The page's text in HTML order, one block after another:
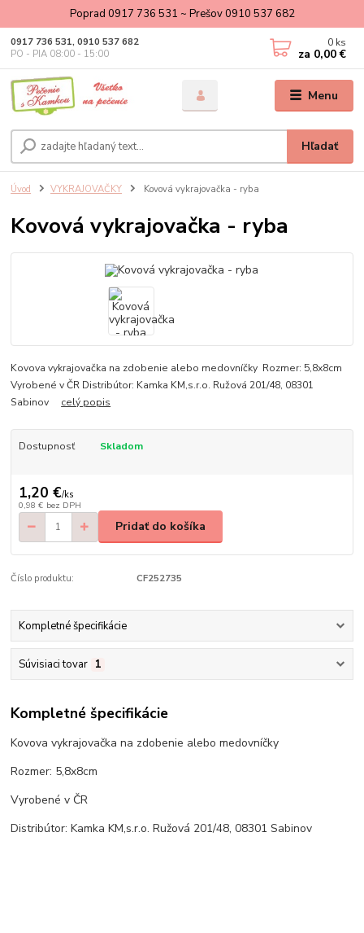
Poprad 0917 736 531 ~ Prešov 0910 537 682
Menu
Hľadať
0917 736 531, 0910 537 682
PO - PIA 08:00 - 15:00
0 ks
za 0,00 €
Úvod VYKRAJOVAČKY Kovová vykrajovačka - ryba
Kovová vykrajovačka - ryba
Kovova vykrajovačka na zdobenie alebo medovníčky Rozmer: 5,8x8cm
Vyrobené v ČR Distribútor: Kamka KM,s.r.o. Ružová 201/48, 08301
Sabinov celý popis
Dostupnosť Skladom
1,20 €/ks
0,98 € bez DPH
Pridať do košíka
Číslo produktu: CF252735
Kompletné špecifikácie
Súvisiaci tovar 1
Kompletné špecifikácie
Kovova vykrajovačka na zdobenie alebo medovníčky
Rozmer: 5,8x8cm
Vyrobené v ČR
Distribútor: Kamka KM,s.r.o. Ružová 201/48, 08301 Sabinov